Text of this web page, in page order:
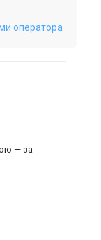
оператора
— за